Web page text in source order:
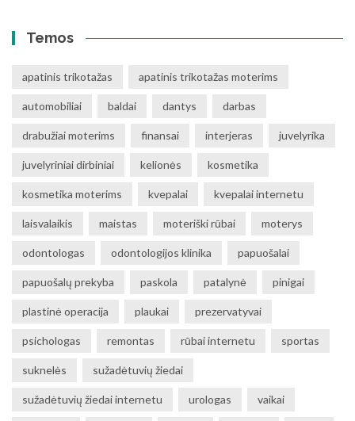
Temos
apatinis trikotažas apatinis trikotažas moterims
automobiliai baldai dantys darbas
drabužiai moterims finansai interjeras juvelyrika
juvelyriniai dirbiniai kelionės kosmetika
kosmetika moterims kvepalai kvepalai internetu
laisvalaikis maistas moteriški rūbai moterys
odontologas odontologijos klinika papuošalai
papuošalų prekyba paskola patalynė pinigai
plastinė operacija plaukai prezervatyvai
psichologas remontas rūbai internetu sportas
suknelės sužadėtuvių žiedai
sužadėtuvių žiedai internetu urologas vaikai